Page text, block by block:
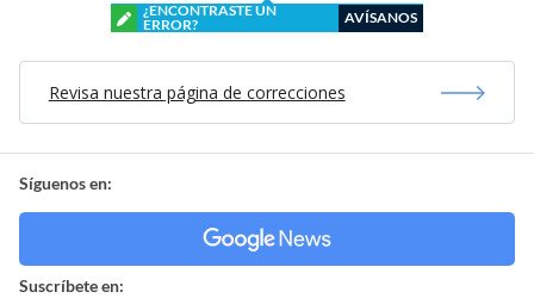
¿ENCONTRASTE UN
ERROR?
AVÍSANOS
Revisa nuestra página de correcciones
Síguenos en:
Suscríbete en: